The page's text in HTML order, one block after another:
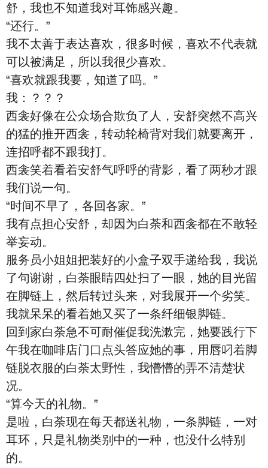
舒，我也不知道我对耳饰感兴趣。
“还行。”
我不太善于表达喜欢，很多时候，喜欢不代表就
可以被满足，所以我很少喜欢。
“喜欢就跟我要，知道了吗。”
我：？？？
西衾好像在公众场合欺负了人，安舒突然不高兴
的猛的推开西衾，转动轮椅背对我们就要离开，
连招呼都不跟我打。
西衾笑着看着安舒气呼呼的背影，看了两秒才跟
我们说一句。
“时间不早了，各回各家。”
我有点担心安舒，却因为白荼和西衾都在不敢轻
举妄动。
服务员小姐姐把装好的小盒子双手递给我，我说
了句谢谢，白荼眼睛四处扫了一眼，她的目光留
在脚链上，然后转过头来，对我展开一个劣笑。
我就呆呆的看着她又买了一条纤细银脚链。
回到家白荼急不可耐催促我洗漱完，她要践行下
午我在咖啡店门口点头答应她的事，用唇叼着脚
链脱衣服的白荼太野性，我懵懵的弄不清楚状
况。
“算今天的礼物。”
是啦，白荼现在每天都送礼物，一条脚链，一对
耳环，只是礼物类别中的一种，也没什么特别
的。